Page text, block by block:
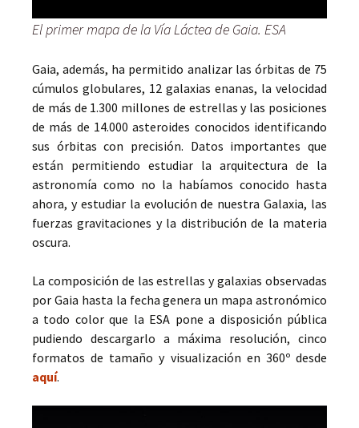
El primer mapa de la Vía Láctea de Gaia. ESA
Gaia, además, ha permitido analizar las órbitas de 75
cúmulos globulares, 12 galaxias enanas, la velocidad
de más de 1.300 millones de estrellas y las posiciones
de más de 14.000 asteroides conocidos identificando
sus órbitas con precisión. Datos importantes que
están permitiendo estudiar la arquitectura de la
astronomía como no la habíamos conocido hasta
ahora, y estudiar la evolución de nuestra Galaxia, las
fuerzas gravitaciones y la distribución de la materia
oscura.
La composición de las estrellas y galaxias observadas
por Gaia hasta la fecha genera un mapa astronómico
a todo color que la ESA pone a disposición pública
pudiendo descargarlo a máxima resolución, cinco
formatos de tamaño y visualización en 360º desde
aquí.